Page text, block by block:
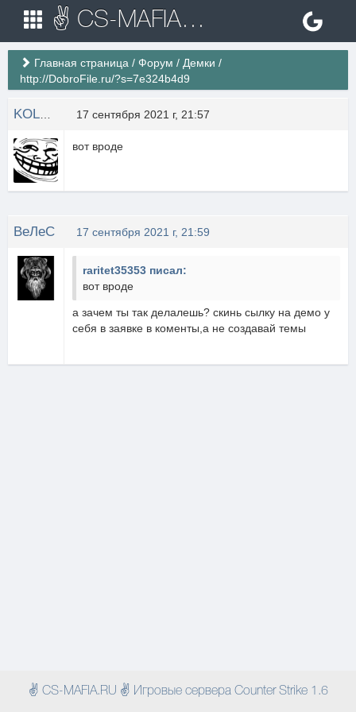
✌ CS-MAFIA.RU ✌ Игровые сервера Counter Strike 1.6
Главная страница / Форум / Демки /
http://DobroFile.ru/?s=7e324b4d9
17 сентября 2021 г, 21:57
вот вроде
ВеЛеС 17 сентября 2021 г, 21:59
raritet35353 писал:
вот вроде
а зачем ты так делалешь? скинь сылку на демо у
себя в заявке в коменты,а не создавай темы
✌ CS-MAFIA.RU ✌ Игровые сервера Counter Strike 1.6